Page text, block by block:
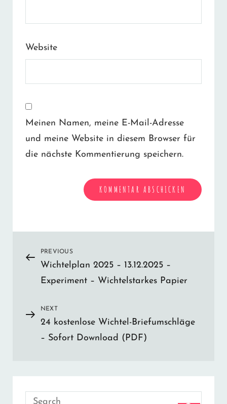
Website
Meinen Namen, meine E-Mail-Adresse
und meine Website in diesem Browser für
die nächste Kommentierung speichern.
Beitrags-
Navigation
Previous
Post
PREVIOUS
Wichtelplan 2025 – 13.12.2025 –
Experiment – Wichtelstarkes Papier
Next
Post
NEXT
24 kostenlose Wichtel-Briefumschläge
– Sofort Download (PDF)
Search